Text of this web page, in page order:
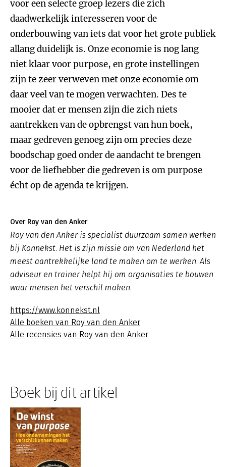
voor een selecte groep lezers die zich
daadwerkelijk interesseren voor de
onderbouwing van iets dat voor het grote publiek
allang duidelijk is. Onze economie is nog lang
niet klaar voor purpose, en grote instellingen
zijn te zeer verweven met onze economie om
daar veel van te mogen verwachten. Des te
mooier dat er mensen zijn die zich niets
aantrekken van de opbrengst van hun boek,
maar gedreven genoeg zijn om precies deze
boodschap goed onder de aandacht te brengen
voor de liefhebber die gedreven is om purpose
écht op de agenda te krijgen.
Over Roy van den Anker
Roy van den Anker is specialist duurzaam samen werken
bij Konnekst. Het is zijn missie om van Nederland het
meest aantrekkelijke land te maken om te werken. Als
adviseur en trainer helpt hij om organisaties te bouwen
waar mensen het verschil maken.
https://www.konnekst.nl
Alle boeken van Roy van den Anker
Alle recensies van Roy van den Anker
Boek bij dit artikel